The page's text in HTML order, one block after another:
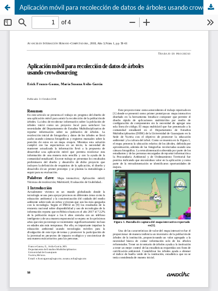
Aplicación móvil para recolección de datos de árboles usando crowdsourcing